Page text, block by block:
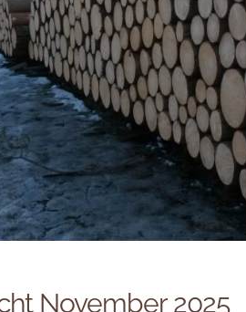
November 2025